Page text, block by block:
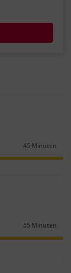
Dauer:
45 Minuten
Dauer:
55 Minuten